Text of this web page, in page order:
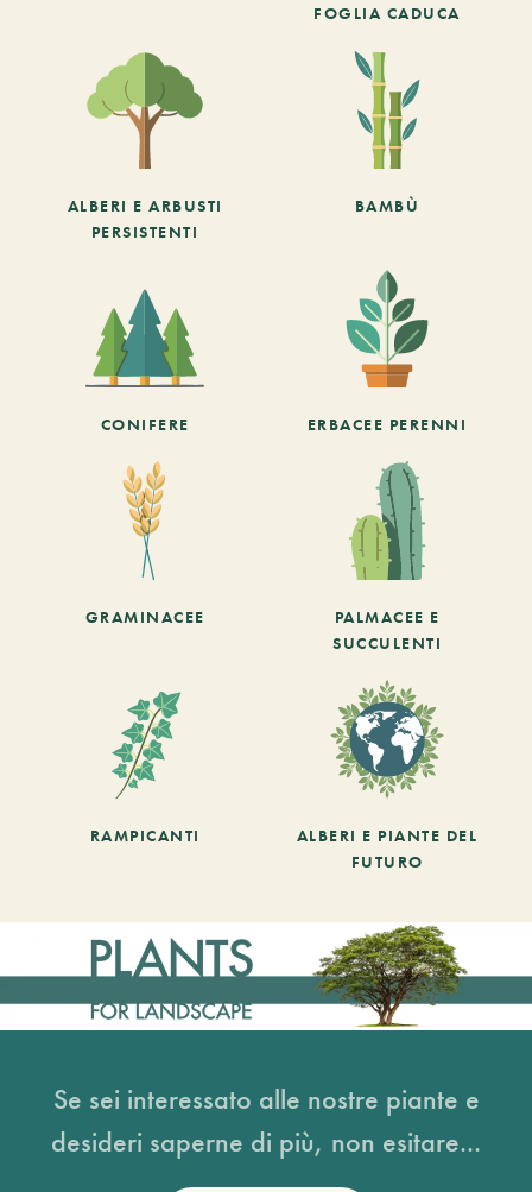
FOGLIA CADUCA
ALBERI E ARBUSTI
PERSISTENTI
BAMBÙ
CONIFERE ERBACEE PERENNI
GRAMINACEE
PALMACEE E
SUCCULENTI
RAMPICANTI
ALBERI E PIANTE DEL
FUTURO
Se sei interessato alle nostre piante e
desideri saperne di più, non esitare...